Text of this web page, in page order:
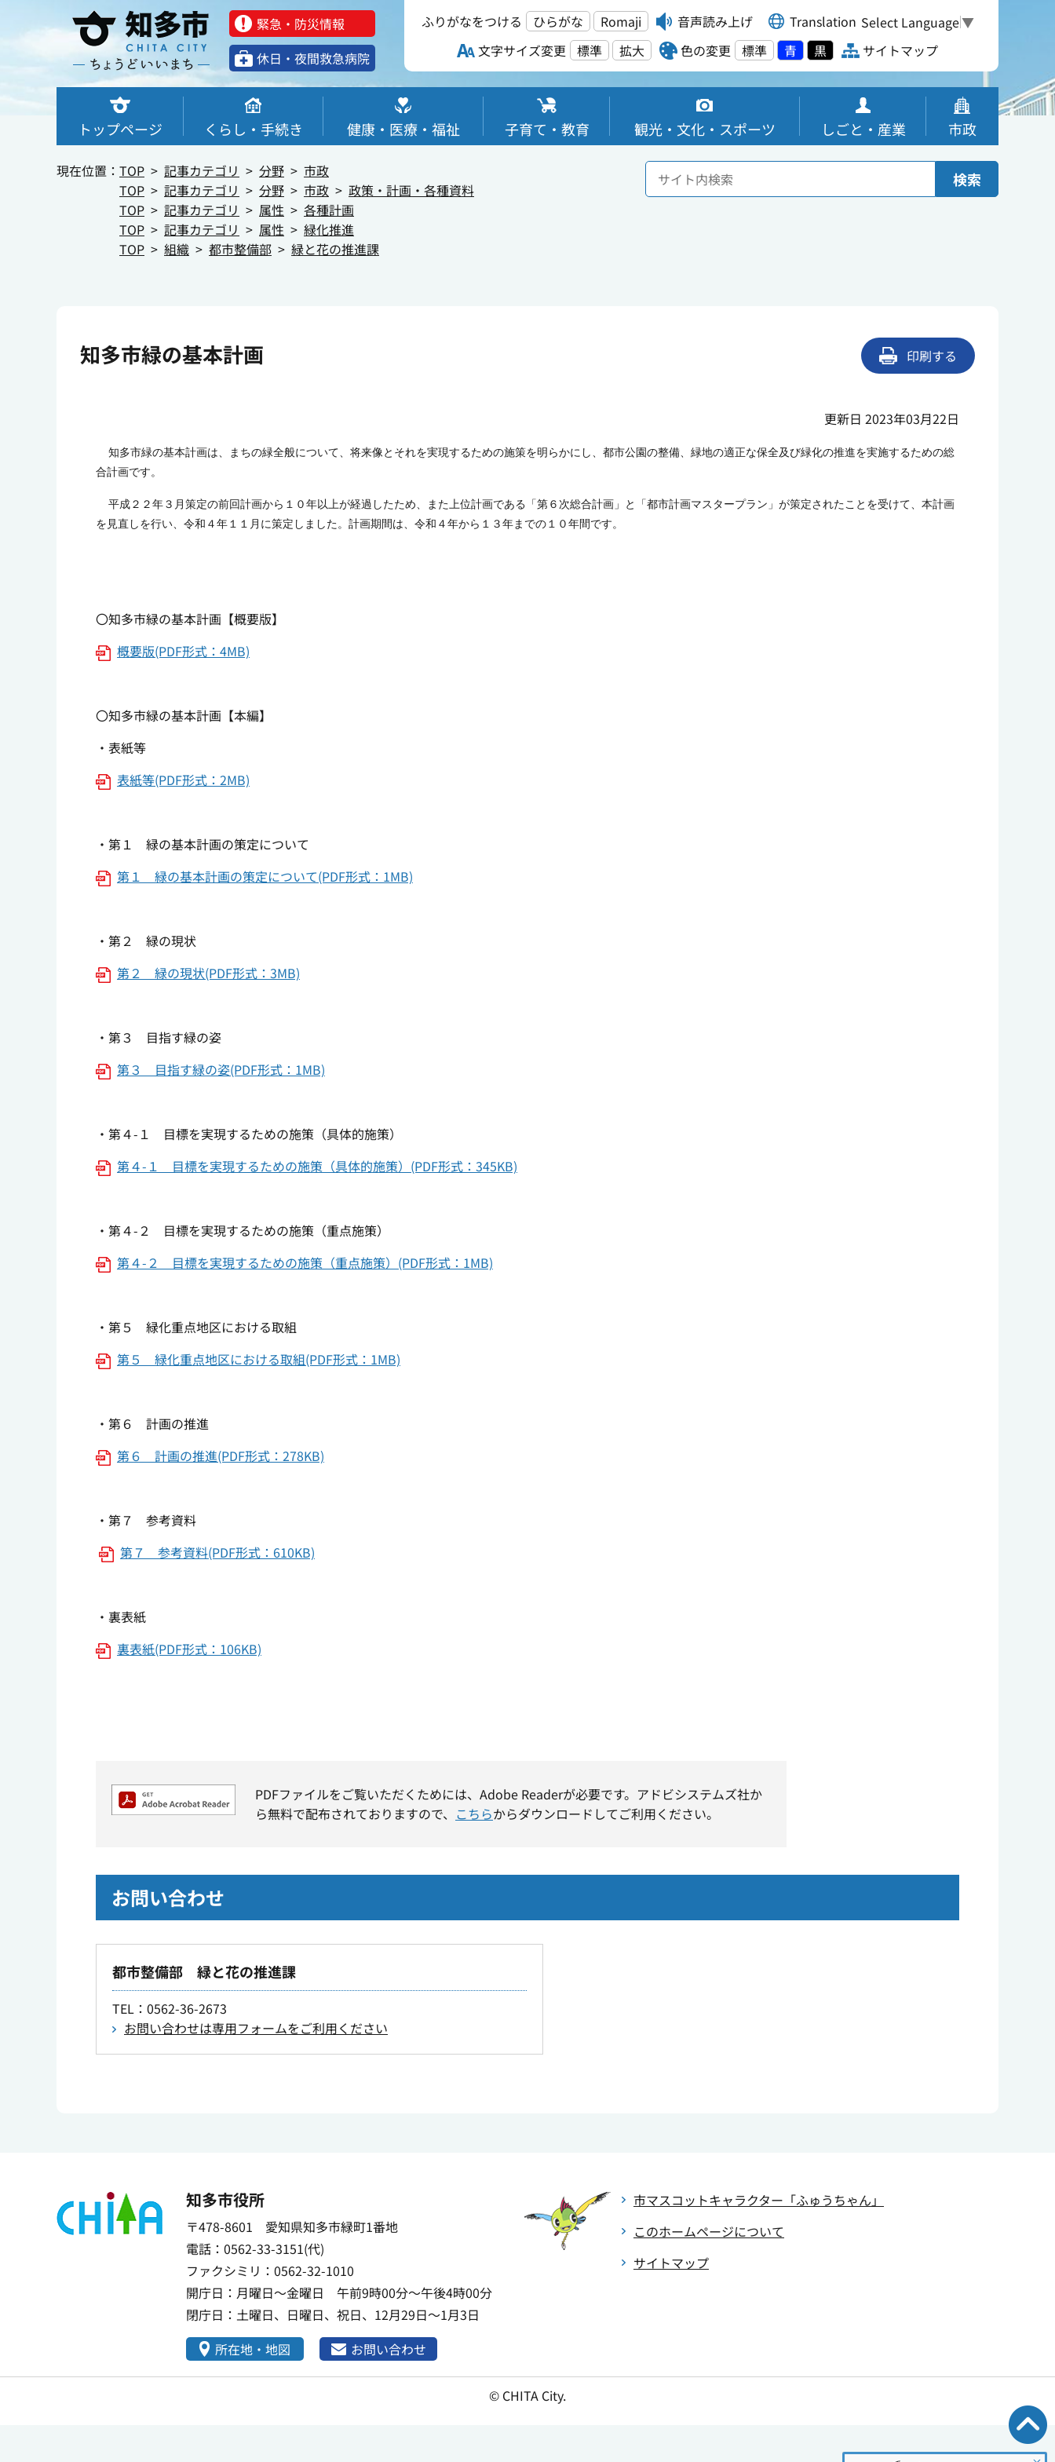
緊急・防災情報
休⽇・夜間救急病院
ふりがなをつける ひらがな Romaji 音声読み上げ Translation Select Language▼
文字サイズ変更
標準 拡大 色の変更 標準 青 黒 サイトマップ
トップページ くらし・手続き 健康・医療・福祉 子育て・教育 観光・文化・スポーツ しごと・産業 市政
現在位置： TOP 記事カテゴリ 分野
市政
TOP
記事カテゴリ 分野 市政
政策・計画・各種資料
TOP
記事カテゴリ 属性
各種計画
TOP
記事カテゴリ 属性
緑化推進
TOP
組織 都市整備部 緑と花の推進課
検索
知多市緑の基本計画 印刷する
更新日 2023年03月22日
知多市緑の基本計画は、まちの緑全般について、将来像とそれを実現するための施策を明らかにし、都市公園の整備、緑地の適正な保全及び緑化の推進を実施するための総
合計画です。
平成２２年３月策定の前回計画から１０年以上が経過したため、また上位計画である「第６次総合計画」と「都市計画マスタープラン」が策定されたことを受けて、本計画
を見直しを行い、令和４年１１月に策定しました。計画期間は、令和４年から１３年までの１０年間です。
〇知多市緑の基本計画【概要版】
概要版(PDF形式：4MB)
〇知多市緑の基本計画【本編】
・表紙等
表紙等(PDF形式：2MB)
・第１ 緑の基本計画の策定について
第１ 緑の基本計画の策定について(PDF形式：1MB)
・第２ 緑の現状
第２ 緑の現状(PDF形式：3MB)
・第３ 目指す緑の姿
第３ 目指す緑の姿(PDF形式：1MB)
・第４-１ 目標を実現するための施策（具体的施策）
第４-１ 目標を実現するための施策（具体的施策）(PDF形式：345KB)
・第４-２ 目標を実現するための施策（重点施策）
第４-２ 目標を実現するための施策（重点施策）(PDF形式：1MB)
・第５ 緑化重点地区における取組
第５ 緑化重点地区における取組(PDF形式：1MB)
・第６ 計画の推進
第６ 計画の推進(PDF形式：278KB)
・第７ 参考資料
第７ 参考資料(PDF形式：610KB)
・裏表紙
裏表紙(PDF形式：106KB)
PDFファイルをご覧いただくためには、Adobe Readerが必要です。アドビシステムズ社か
ら無料で配布されておりますので、 こちらからダウンロードしてご利用ください。
お問い合わせ
都市整備部 緑と花の推進課
TEL ：0562-36-2673
お問い合わせは専用フォームをご利用ください
知多市役所
〒478-8601 愛知県知多市緑町1番地
電話：0562-33-3151(代)
ファクシミリ：0562-32-1010
開庁日：月曜日～金曜日 午前9時00分～午後4時00分
閉庁日：土曜日、日曜日、祝日、12月29日～1月3日
所在地・地図
お問い合わせ
市マスコットキャラクター 「ふゅうちゃん」
このホームページについて
サイトマップ
© CHITA City.